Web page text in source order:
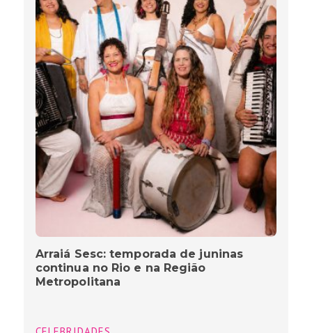
Arraiá Sesc: temporada de juninas
continua no Rio e na Região
Metropolitana